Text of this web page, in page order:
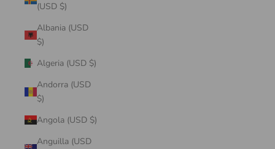
(USD $)
Albania (USD
$)
Algeria (USD $)
Andorra (USD
$)
Angola (USD $)
Anguilla (USD